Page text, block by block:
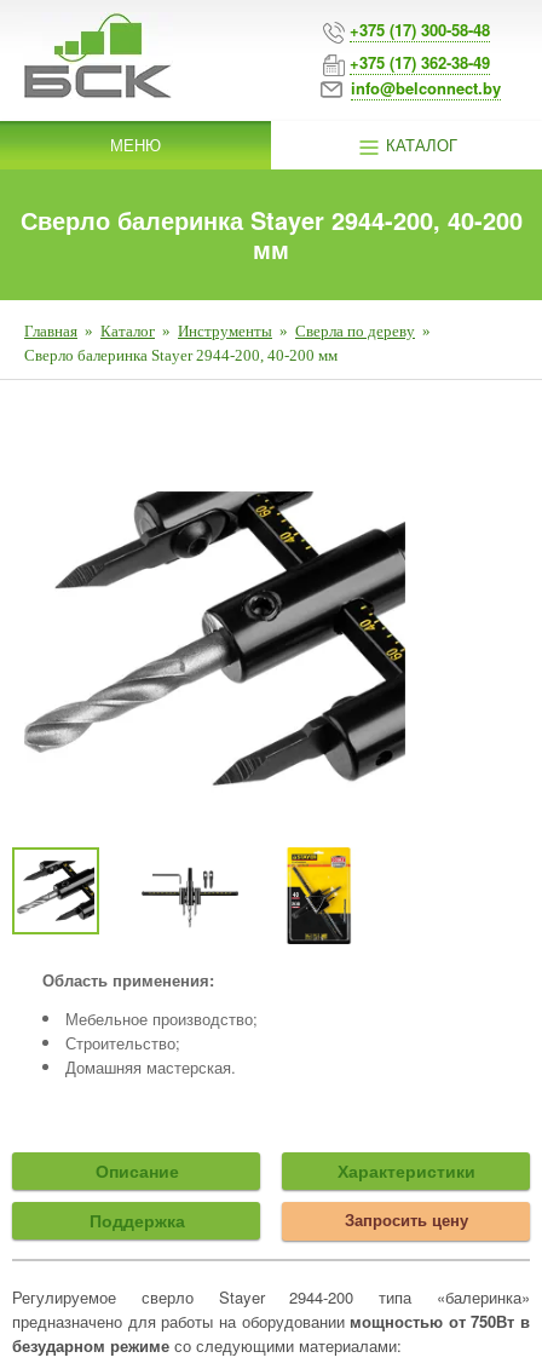
+375 (17) 300-58-48
+375 (17) 362-38-49
info@belconnect.by
МЕНЮ КАТАЛОГ
Сверло балеринка Stayer 2944-200, 40-200
мм
Главная » Каталог » Инструменты » Сверла по дереву »
Сверло балеринка Stayer 2944-200, 40-200 мм
Область применения:
Мебельное производство;
Строительство;
Домашняя мастерская.
Описание Характеристики
Поддержка Запросить цену
Регулируемое сверло Stayer 2944-200 типа «балеринка»
предназначено для работы на оборудовании мощностью от 750Вт в
безударном режиме со следующими материалами: